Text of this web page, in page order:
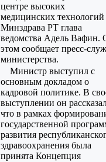
центре высоких
медицинских технологий
Минздрава РТ глава
ведомства Адель Вафин.
этом сообщает пресс-
министерства.
Министр выступил с
основным докладом о
кадровой политике. В
выступлении он
что в рамках
государственной
развития
здравоохранения была
принята Концепция